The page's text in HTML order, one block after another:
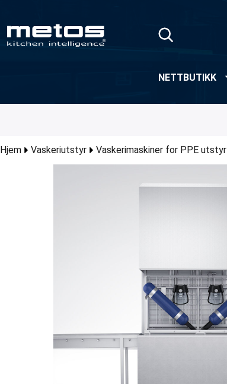
NETTBUTIKK
Hjem Vaskeriutstyr Vaskerimaskiner for PPE utstyr